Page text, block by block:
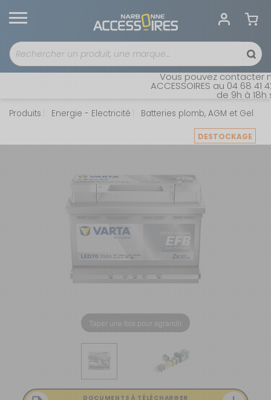
Vous pouvez contacter
ACCESSOIRES au 04 68
de 9h à 18h
Produits Energie - Electricité Batteries plomb, AGM et Gel
DESTOCKAGE
Taper une fois pour agrandir
DOCUMENTS À TÉLÉCHARGER